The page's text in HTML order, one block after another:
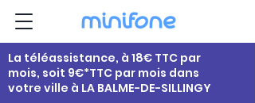
La téléassistance, à 18€ TTC par
mois, soit 9€*TTC par mois dans
votre ville à LA BALME-DE-SILLINGY